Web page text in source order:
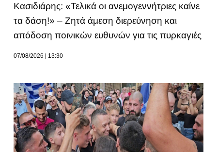
Κασιδιάρης: «Τελικά οι ανεμογεννήτριες καίνε
τα δάση!» – Ζητά άμεση διερεύνηση και
απόδοση ποινικών ευθυνών για τις πυρκαγιές
07/08/2026 13:30